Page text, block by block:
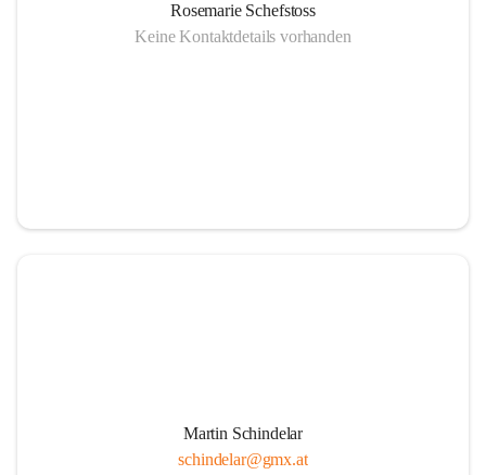
Rosemarie Schefstoss
Keine Kontaktdetails vorhanden
Martin Schindelar
schindelar@gmx.at